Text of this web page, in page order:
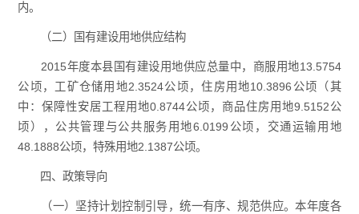
内。
（二）国有建设用地供应结构
2015年度本县国有建设用地供应总量中，商服用地13.5754
公顷，工矿仓储用地2.3524公顷，住房用地10.3896公顷（其
中：保障性安居工程用地0.8744公顷，商品住房用地9.5152公
顷），公共管理与公共服务用地6.0199公顷，交通运输用地
48.1888公顷，特殊用地2.1387公顷。
四、政策导向
（一）坚持计划控制引导，统一有序、规范供应。本年度各